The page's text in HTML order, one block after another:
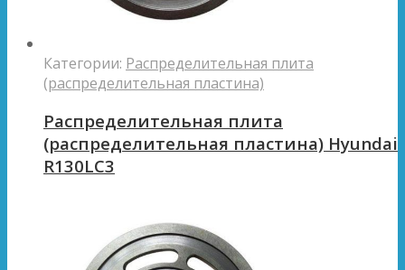
Категории: Распределительная плита
(распределительная пластина)
Распределительная плита
(распределительная пластина) Hyundai
R130LC3